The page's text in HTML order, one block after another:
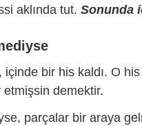
aklında tut. Sonunda
bir his kaldı. O
demektir.
parçalar bir araya